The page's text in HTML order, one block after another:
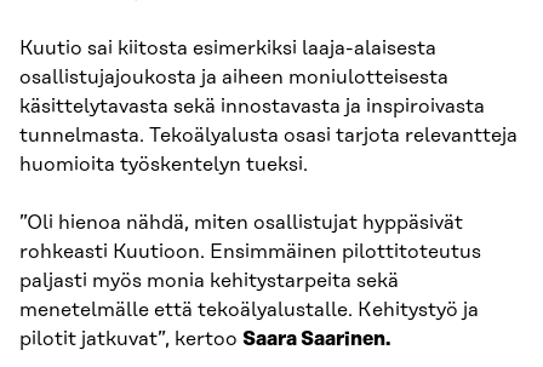
Kuutio sai kiitosta esimerkiksi laaja-alaisesta
osallistujajoukosta ja aiheen moniulotteisesta
käsittelytavasta sekä innostavasta ja inspiroivasta
tunnelmasta. Tekoälyalusta osasi tarjota relevantteja
huomioita työskentelyn tueksi.
”Oli hienoa nähdä, miten osallistujat hyppäsivät
rohkeasti Kuutioon. Ensimmäinen pilottitoteutus
paljasti myös monia kehitystarpeita sekä
menetelmälle että tekoälyalustalle. Kehitystyö ja
pilotit jatkuvat”, kertoo Saara Saarinen.